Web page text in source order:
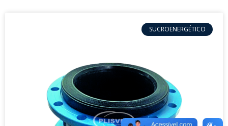
SUCROENERGÉTICO